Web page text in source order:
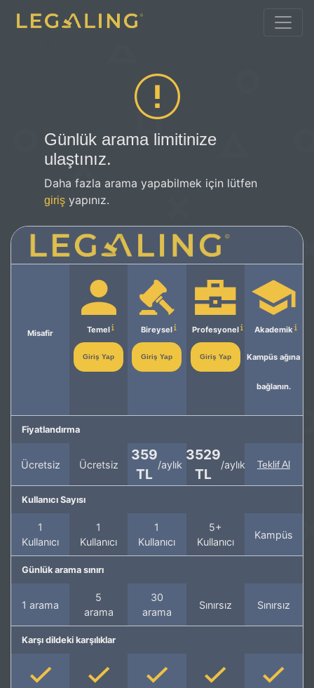
Günlük arama limitinize
ulaştınız.
Daha fazla arama yapabilmek için lütfen
giriş yapınız.
Misafir Temel
Giriş Yap
Bireysel
Giriş Yap
Profesyonel
Giriş Yap
Akademik
Kampüs ağına
bağlanın.
Fiyatlandırma
Ücretsiz Ücretsiz
359
TL
/aylık
3529
TL
/aylık Teklif Al
Kullanıcı Sayısı
1
Kullanıcı
1
Kullanıcı
1
Kullanıcı
5+
Kullanıcı
Kampüs
Günlük arama sınırı
1 arama
5
arama
30
arama
Sınırsız Sınırsız
Karşı dildeki karşılıklar